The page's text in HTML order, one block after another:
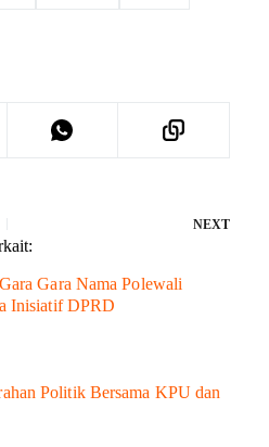
NEXT
Gara Nama Polewali
Inisiatif DPRD
Politik Bersama KPU dan